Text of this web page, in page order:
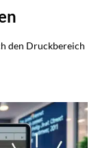
den Druckbereich